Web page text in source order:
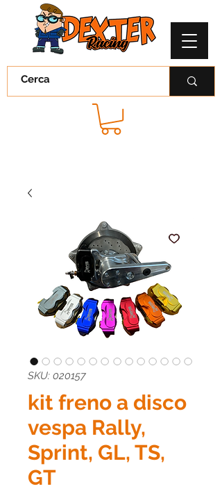
SKU: 020157
kit freno a disco
vespa Rally,
Sprint, GL, TS,
GT